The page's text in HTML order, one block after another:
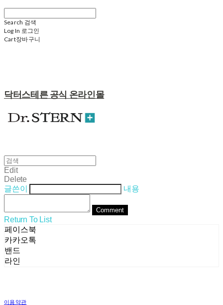
Search 검색
Log In 로그인
Cart장바구니
닥터스테른 공식 온라인몰
Edit
Delete
글쓴이
내용
Comment
Return To List
페이스북
카카오톡
밴드
라인
이용약관